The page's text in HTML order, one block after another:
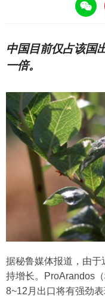
中国目前仅占该国
一倍。
据秘鲁媒体报道，由
持增长。ProArandos
8~12月出口将有强劲